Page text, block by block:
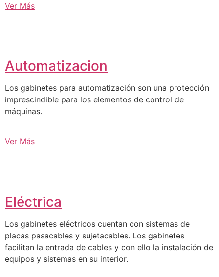
Ver Más
Automatizacion
Los gabinetes para automatización son una protección
imprescindible para los elementos de control de
máquinas.
Ver Más
Eléctrica
Los gabinetes eléctricos cuentan con sistemas de
placas pasacables y sujetacables. Los gabinetes
facilitan la entrada de cables y con ello la instalación de
equipos y sistemas en su interior.